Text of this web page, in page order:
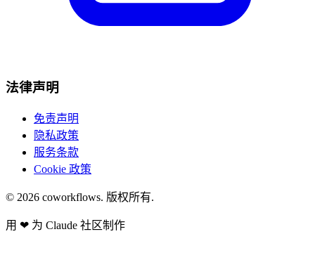
法律声明
免责声明
隐私政策
服务条款
Cookie 政策
© 2026 coworkflows. 版权所有.
用 ❤ 为 Claude 社区制作